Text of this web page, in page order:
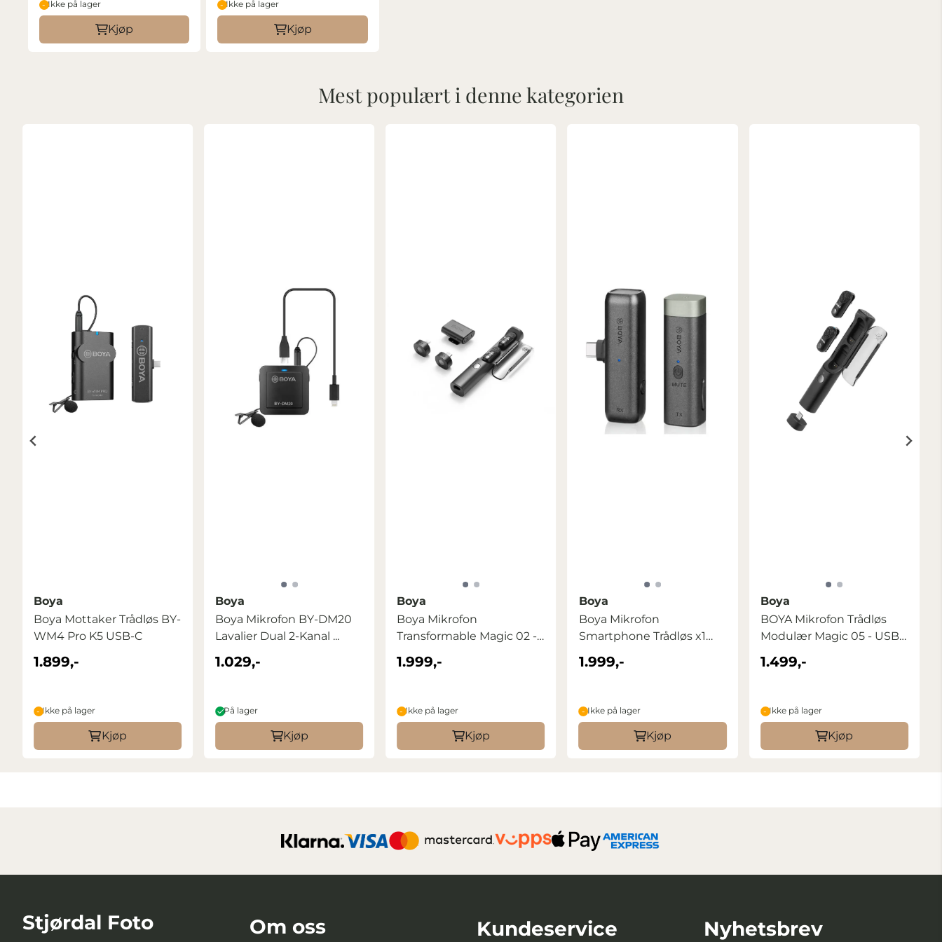
Ikke på lager
Kjøp
Ikke på lager
Kjøp
Mest populært i denne kategorien
Boya
Boya Mottaker Trådløs BY-
WM4 Pro K5 USB-C
1.899,-
Ikke på lager
Kjøp
Boya
Boya Mikrofon BY-DM20
Lavalier Dual 2-Kanal ...
1.029,-
På lager
Kjøp
Boya
Boya Mikrofon
Transformable Magic 02 -
USB-C, ...
1.999,-
Ikke på lager
Kjøp
Boya
Boya Mikrofon
Smartphone Trådløs x1
BY-WM3U USB-C
1.999,-
Ikke på lager
Kjøp
Boya
BOYA Mikrofon Trådløs
Modulær Magic 05 - USB-
1.499,-
Ikke på lager
Kjøp
Stjørdal Foto Om oss Kundeservice Nyhetsbrev